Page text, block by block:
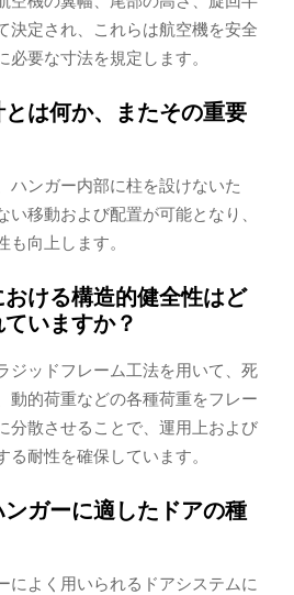
決定され、これらは航空機を安全
要な寸法を規定します。
は何か、またその重要
ハンガー内部に柱を設けないた
移動および配置が可能となり、
向上します。
ける構造的健全性はど
いますか？
ジッドフレーム工法を用いて、死
動的荷重などの各種荷重をフレー
分散させることで、運用上および
耐性を確保しています。
ガーに適したドアの種
によく用いられるドアシステムに